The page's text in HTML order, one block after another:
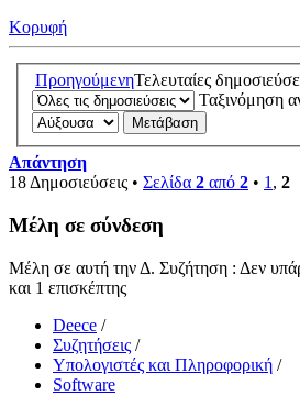
Κορυφή
ΠροηγούμενηΤελευταίες
Ταξινόμηση
Απάντηση
18 Δημοσιεύσεις • Σελίδα 2 από 2 • 1 , 2
Μέλη σε σύνδεση
Μέλη σε αυτή την Δ. Συζήτηση : Δεν
και 1 επισκέπτης
Deece /
Συζητήσεις /
Υπολογιστές και Πληροφορική /
Software